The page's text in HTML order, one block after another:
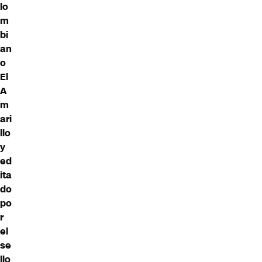
lo
m
bi
an
o
El
A
m
ari
llo
y
ed
ita
do
po
r
el
se
llo